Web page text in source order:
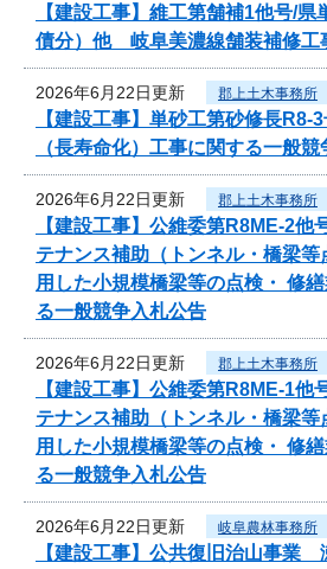
【建設工事】維工第舗補1他号/県
債分）他 岐阜美濃線舗装補修工
2026年6月22日更新 郡上土木事務所
【建設工事】単砂工第砂修長R8-
（長寿命化）工事に関する一般
2026年6月22日更新 郡上土木事務所
【建設工事】公維委第R8ME-2
テナンス補助（トンネル・橋梁
用した小規模橋梁等の点検・ 修
る一般競争入札公告
2026年6月22日更新 郡上土木事務所
【建設工事】公維委第R8ME-1
テナンス補助（トンネル・橋梁
用した小規模橋梁等の点検・ 修
る一般競争入札公告
2026年6月22日更新 岐阜農林事務所
【建設工事】公共復旧治山事業